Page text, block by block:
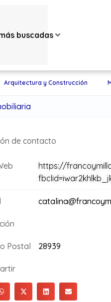
buscadas
Arquitectura y Construcción
de contacto
https://
Postal 28939